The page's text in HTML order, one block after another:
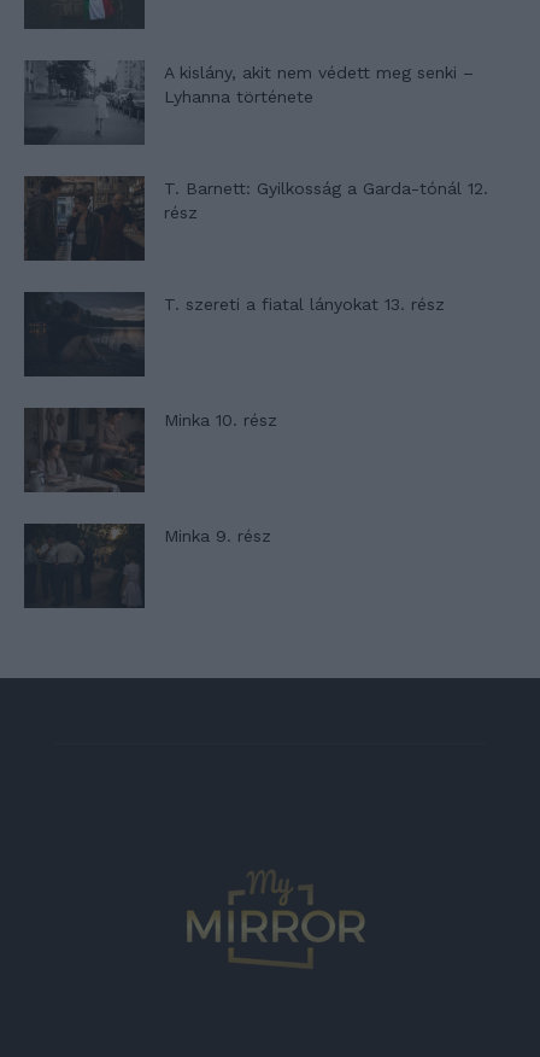
A kislány, akit nem védett meg senki –
Lyhanna története
T. Barnett: Gyilkosság a Garda-tónál 12.
rész
T. szereti a fiatal lányokat 13. rész
Minka 10. rész
Minka 9. rész